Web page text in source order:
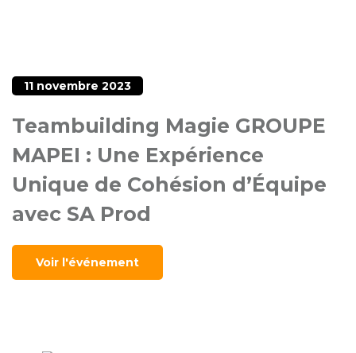
11 novembre 2023
Teambuilding Magie GROUPE
MAPEI : Une Expérience
Unique de Cohésion d’Équipe
avec SA Prod
Voir l'événement